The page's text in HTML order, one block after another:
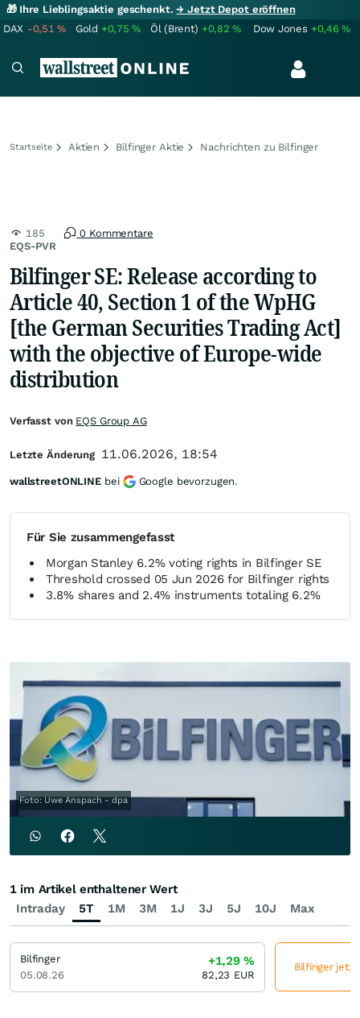
🎁 Ihre Lieblingsaktie geschenkt.→ Jetzt Depot eröffnen
DAX -0,51% Gold +0,75% Öl (Brent) +0,82% Dow Jones +0,46%
Startseite Aktien Bilfinger Aktie Nachrichten zu Bilfinger
EQS-PVR
185 0 Kommentare
Bilfinger SE: Release according to
Article 40, Section 1 of the WpHG
[the German Securities Trading Act]
with the objective of Europe-wide
distribution
Für Sie zusammengefasst
Morgan Stanley 6.2% voting rights in Bilfinger SE
Threshold crossed 05 Jun 2026 for Bilfinger rights
3.8% shares and 2.4% instruments totaling 6.2%
Foto: Uwe Anspach - dpa
Verfasst von EQS Group AG
Letzte Änderung 11.06.2026, 18:54
wallstreetONLINE bei Google bevorzugen.
Intraday 5T 1M 3M 1J 3J 5J 10J Max
1 im Artikel enthaltener Wert
Bilfinger
05.08.26
+1,29%
82,23 EUR
Bilfinger